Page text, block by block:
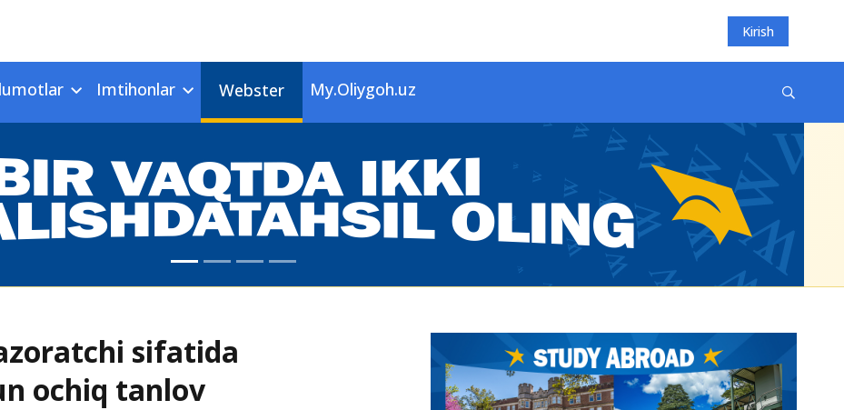
Kirish
Imtihonlar Webster My.Oliygoh.uz
sifatida
ochiq tanlov